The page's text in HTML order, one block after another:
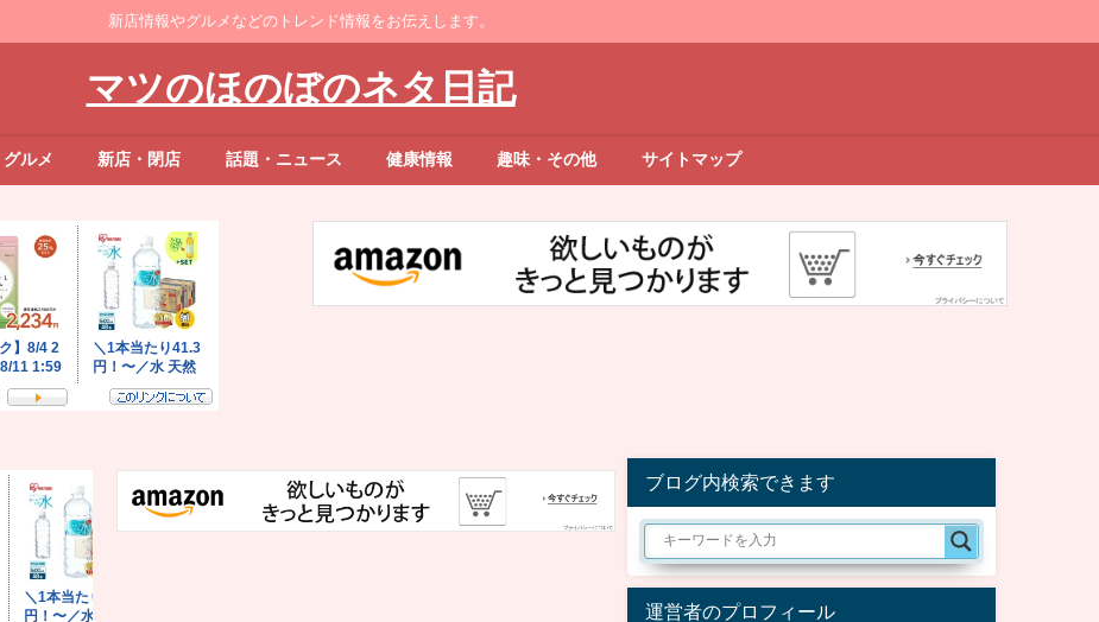
新店情報やグルメなどのトレンド情報をお伝えします。
マツのほのぼのネタ日記
グルメ 新店・閉店 話題・ニュース 健康情報 趣味・その他 サイトマップ
ブログ内検索できます
運営者のプロフィール